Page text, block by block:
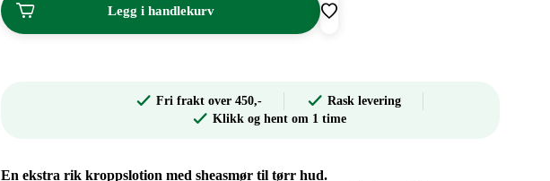
kroner.
Legg i handlekurv
Fri frakt over 450,-
Rask levering
Klikk og hent om 1 time
En ekstra rik kroppslotion med sheasmør til tørr hud.